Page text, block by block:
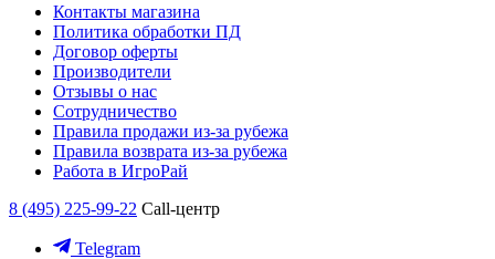
Контакты магазина
Политика обработки ПД
Договор оферты
Производители
Отзывы о нас
Сотрудничество
Правила продажи из-за рубежа
Правила возврата из-за рубежа
Работа в ИгроРай
8 (495) 225-99-22 Call-центр
Telegram